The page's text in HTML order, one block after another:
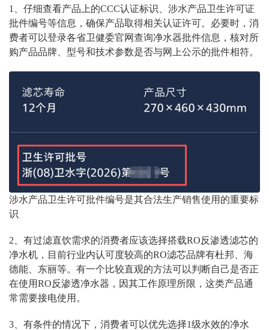
1 、仔细查看产品上的CCC认证标识、涉水产品卫生许可证
批件编号等信息，确保产品取得相关认证许可。必要时，消
费者可以登录各省卫健委官网查询净水器批件信息，核对所
购产品品牌、型号和技术参数是否与网上公示的批件相符。
涉水产品卫生许可批件编号是其合法生产销售使用的重要标
识
2 、有过滤直饮需求的消费者应该选择搭载RO反渗透滤芯的
净水机，目前行业内认可度较高的RO滤芯品牌有杜邦、海
德能、东丽等。有一个比较直观的方法可以判断自己是否正
在使用RO反渗透净水器，因其工作原理所限，这类产品通
常需要接电使用。
3 、有条件的情况下，消费者可以优先选择1级水效的净水